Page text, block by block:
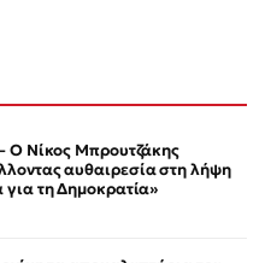
Ο Νίκος Μπρουτζάκης
αυθαιρεσία στη λήψη
τη Δημοκρατία»